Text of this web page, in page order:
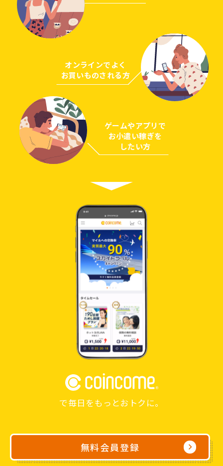
で毎日をもっとおトクに。
無料会員登録